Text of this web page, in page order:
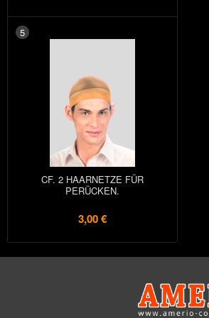
5
CF. 2 HAARNETZE FÜR
PERÜCKEN.
3,00 €